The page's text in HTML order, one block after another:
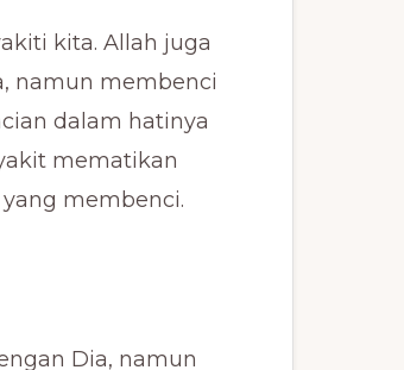
kita. Allah juga
namun membenci
dalam hatinya
mematikan
membenci.
Dia, namun